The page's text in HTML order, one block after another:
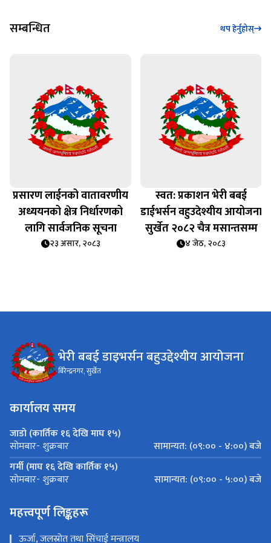
सम्बन्धित थप हेर्नुहोस्
प्रसारण लाईनको वातावरणीय
अध्ययनको क्षेत्र निर्धारणको
लागि सार्वजनिक सूचना
२३ असार, २०८३
स्वत: प्रकाशन भेरी बबई
डाईभर्सन वहुउदेश्यीय आयोजना
सुर्खेत २०८२ चैत्र मसान्तसम्म
४ जेठ, २०८३
भेरी बबई डाइभर्सन बहुउद्देश्यीय आयोजना
बिरेन्द्रनगर, सुर्खेत
कार्यालय समय
जाडो (कार्तिक १६ देखि माघ १५)
सोमबार- शुक्रबार
सामान्यत: (०९:०० - ४:००) बजे
गर्मी (माघ १६ देखि कार्तिक १५)
सोमबार- शुक्रबार सामान्यत: (०९:०० - ५:००) बजे
महत्त्वपूर्ण लिङ्कहरू
ऊर्जा, जलस्रोत तथा सिंचाई मन्त्रालय